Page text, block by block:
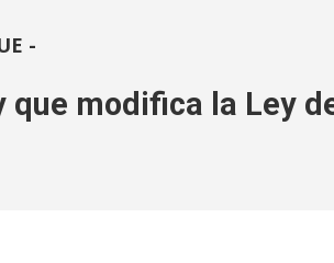
-
que modifica la Ley